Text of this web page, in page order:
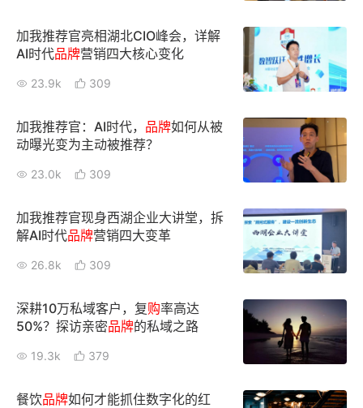
加我推荐官亮相湖北CIO峰会，详解
AI时代品牌营销四大核心变化
23.9k 309
加我推荐官：AI时代， 品牌如何从被
动曝光变为主动被推荐？
23.0k 309
加我推荐官现身西湖企业大讲堂，拆
解AI时代品牌营销四大变革
26.8k 309
深耕10万私域客户，复购率高达
50%？探访亲密品牌的私域之路
19.3k 379
餐饮品牌如何才能抓住数字化的红